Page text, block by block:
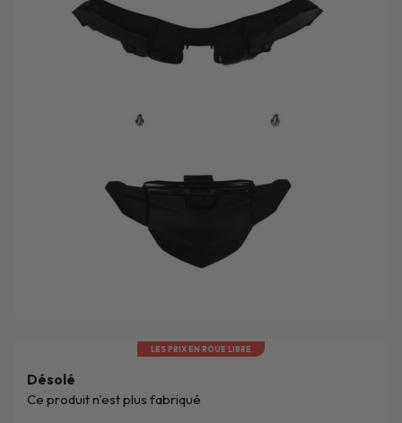
LES PRIX EN ROUE LIBRE
Désolé
Ce produit n'est plus fabriqué